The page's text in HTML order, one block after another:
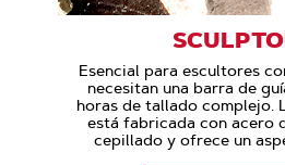
Esencial para escultores
necesitan una barra de
horas de tallado complejo.
está fabricada con acero
cepillado y ofrece un